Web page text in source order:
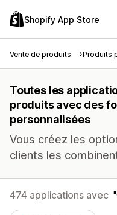
Shopify App Store
Vente de produits Produits
Toutes les
produits avec des
personnalisées
Vous créez les
clients les
474 applications avec